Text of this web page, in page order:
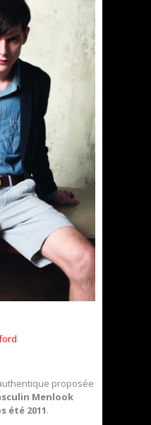
proposée
Menlook
été 2011.